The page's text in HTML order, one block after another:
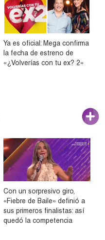
Ya es oficial: Mega confirma
la fecha de estreno de
«¿Volverías con tu ex? 2»
Con un sorpresivo giro,
«Fiebre de Baile» definió a
sus primeros finalistas: así
quedó la competencia